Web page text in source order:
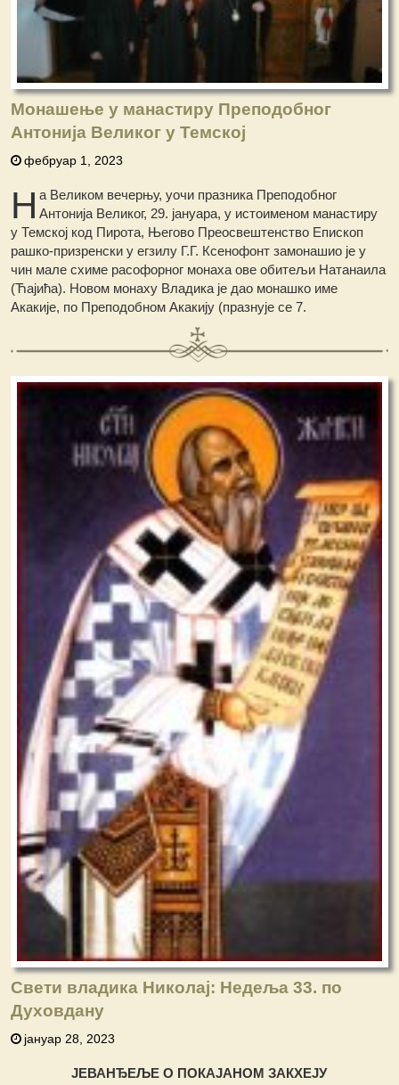
Монашење у манастиру Преподобног
Антонија Великог у Темској
фебруар 1, 2023
Н а Великом вечерњу, уочи празника Преподобног
Антонија Великог, 29. јануара, у истоименом манастиру
у Темској код Пирота, Његово Преосвештенство Епископ
рашко-призренски у егзилу Г.Г. Ксенофонт замонашио је у
чин мале схиме расофорног монаха ове обитељи Натанаила
(Ћајића). Новом монаху Владика је дао монашко име
Акакије, по Преподобном Акакију (празнује се 7.
Свети владика Николај: Недеља 33. по
Духовдану
јануар 28, 2023
ЈЕВАНЂЕЉЕ О ПОКАЈАНОМ ЗАКХЕЈУ